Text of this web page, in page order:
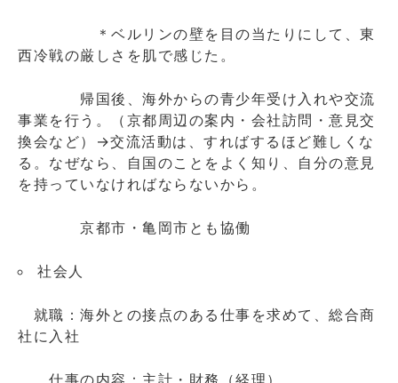
＊ベルリンの壁を目の当たりにして、東
西冷戦の厳しさを肌で感じた。
帰国後、海外からの青少年受け入れや交流
事業を行う。（京都周辺の案内・会社訪問・意見交
換会など）→交流活動は、すればするほど難しくな
る。なぜなら、自国のことをよく知り、自分の意見
を持っていなければならないから。
京都市・亀岡市とも協働
社会人
就職：海外との接点のある仕事を求めて、総合商
社に入社
仕事の内容：主計・財務（経理）